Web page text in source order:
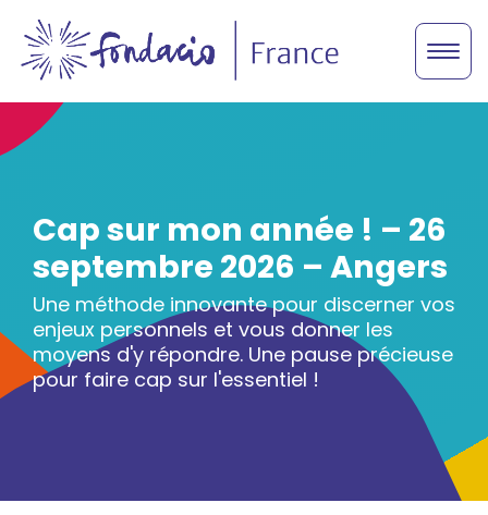
Cap sur mon année ! – 26
septembre 2026 – Angers
Une méthode innovante pour discerner vos
enjeux personnels et vous donner les
moyens d'y répondre. Une pause précieuse
pour faire cap sur l'essentiel !